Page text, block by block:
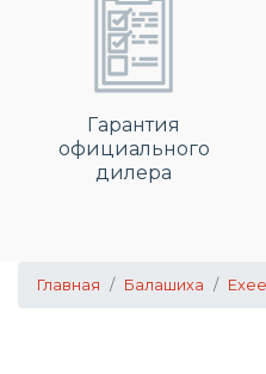
Гарантия
официального
дилера
Главная Балашиха